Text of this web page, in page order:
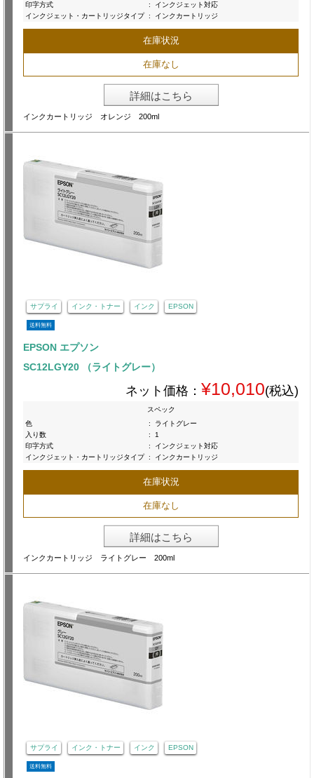
印字方式
:
インクジェット対応
インクジェット・カートリッジタイプ : インクカートリッジ
在庫状況
在庫なし
詳細はこちら
インクカートリッジ オレンジ 200ml
サプライ インク・トナー インク EPSON
送料無料
EPSON エプソン
SC12LGY20 （ライトグレー）
ネット価格： ¥10,010(税込)
スペック
色
:
ライトグレー
入り数
:
1
印字方式
:
インクジェット対応
インクジェット・カートリッジタイプ : インクカートリッジ
在庫状況
在庫なし
詳細はこちら
インクカートリッジ ライトグレー 200ml
サプライ インク・トナー インク EPSON
送料無料